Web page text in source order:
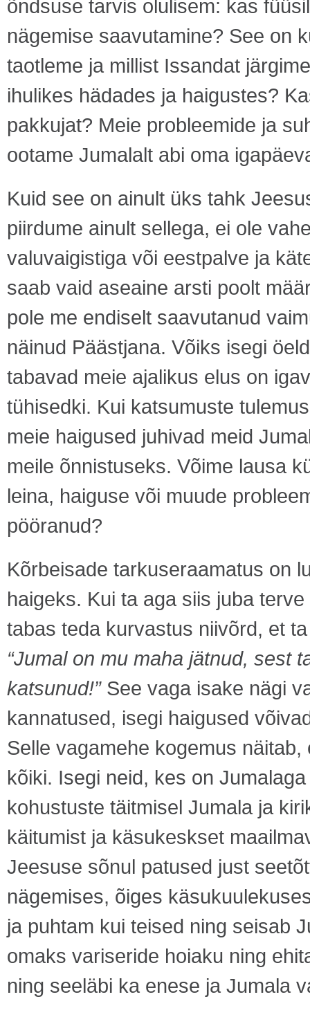
õndsuse tarvis olulisem: kas
nägemise saavutamine? See on
taotleme ja millist Issandat
ihulikes hädades ja haigustes?
pakkujat? Meie probleemide ja
ootame Jumalalt abi oma
Kuid see on ainult üks tahk
piirdume ainult sellega, ei ole
valuvaigistiga või eestpalve ja
saab vaid aseaine arsti poolt
pole me endiselt saavutanud
näinud Päästjana. Võiks isegi
tabavad meie ajalikus elus on
tühisedki. Kui katsumuste
meie haigused juhivad meid
meile õnnistuseks. Võime lausa
leina, haiguse või muude
pööranud?
Kõrbeisade tarkuseraamatus on
haigeks. Kui ta aga siis juba
tabas teda kurvastus niivõrd, et
“Jumal on mu maha jätnud, sest
katsunud!”See vaga isake nägi
kannatused, isegi haigused
Selle vagamehe kogemus
kõiki. Isegi neid, kes on
kohustuste täitmisel Jumala ja
käitumist ja käsukeskset
Jeesuse sõnul patused just
nägemises, õiges
ja puhtam kui teised ning seisab
omaks variseride hoiaku ning
ning seeläbi ka enese ja Jumala